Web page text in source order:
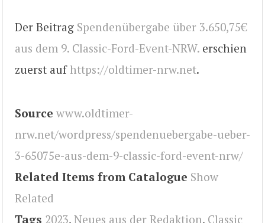
Der Beitrag Spendenübergabe über 3.650,75€
aus dem 9. Classic-Ford-Event-NRW. erschien
zuerst auf https://oldtimer-nrw.net.
Source www.oldtimer-
nrw.net/wordpress/spendenuebergabe-ueber-
3-65075e-aus-dem-9-classic-ford-event-nrw/
Related Items from Catalogue Show
Related
Tags 2023, Neues aus der Redaktion, Classic